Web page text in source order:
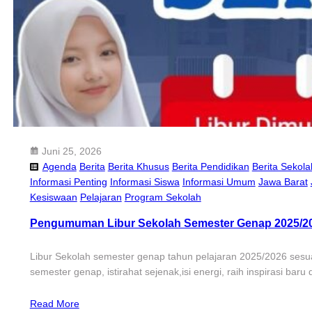
Juni 25, 2026
Agenda Berita Berita Khusus Berita Pendidikan Berita
Informasi Penting Informasi Siswa Informasi Umum Jawa Barat
Kesiswaan Pelajaran Program Sekolah
Pengumuman Libur Sekolah Semester Genap 2025/
Libur Sekolah semester genap tahun pelajaran 2025/2026
semester genap, istirahat sejenak,isi energi, raih inspirasi baru
Read More